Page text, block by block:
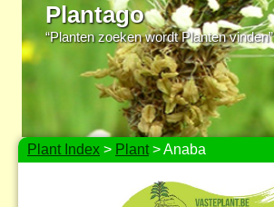
Plantago
“Planten zoeken wordt Planten vinden”
Plant Index > Plant> Anaba